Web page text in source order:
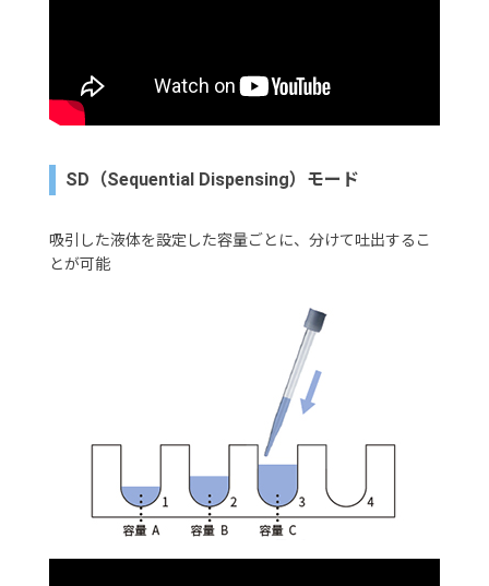
SD（Sequential Dispensing）モード
吸引した液体を設定した容量ごとに、分けて吐出するこ
とが可能